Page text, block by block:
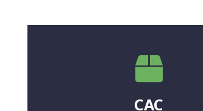
CAC